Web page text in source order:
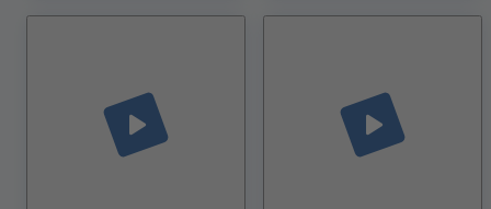
play_arrow play_arrow